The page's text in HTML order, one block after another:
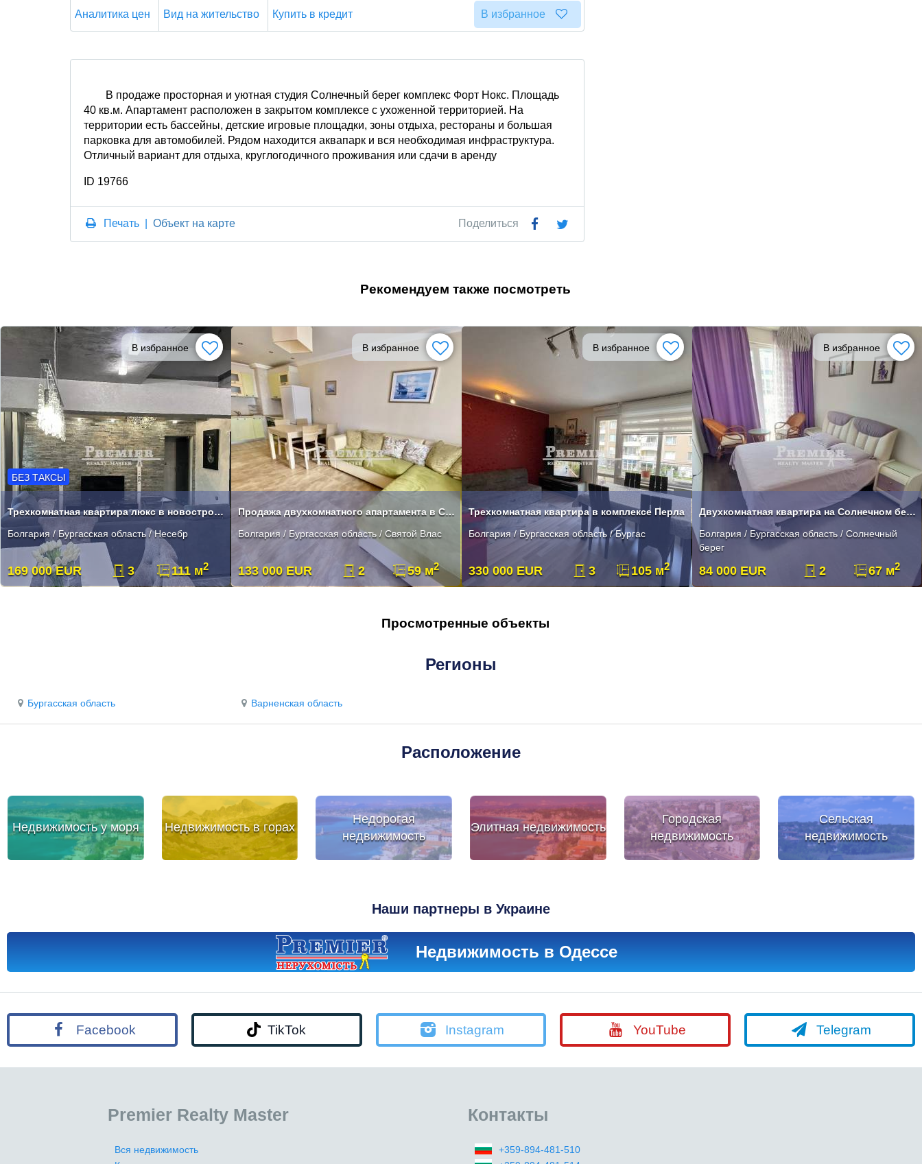
Аналитика цен Вид на жительство Купить в кредит В избранное
В продаже просторная и уютная студия Солнечный берег комплекс Форт Нокс. Площадь
40 кв.м. Апартамент расположен в закрытом комплексе с ухоженной территорией. На
территории есть бассейны, детские игровые площадки, зоны отдыха, рестораны и большая
парковка для автомобилей. Рядом находится аквапарк и вся необходимая инфраструктура.
Отличный вариант для отдыха, круглогодичного проживания или сдачи в аренду
ID 19766
Печать |Объект на карте Поделиться
Рекомендуем также посмотреть
В избранное
БЕЗ ТАКСЫ
Трехкомнатная квартира люкс в новостройке
Болгария / Бургасская область / Несебр
169 000 EUR 3 111 м2
В избранное
Продажа двухкомнатного апартамента в Святом Власе с видом на море
Болгария / Бургасская область / Святой Влас
133 000 EUR 2 59 м2
В избранное
Трехкомнатная квартира в комплексе Перла
Болгария / Бургасская область / Бургас
330 000 EUR 3 105 м2
В избранное
Двухкомнатная квартира на Солнечном берегу
Болгария / Бургасская область / Солнечный
берег
84 000 EUR 2 67 м2
Просмотренные объекты
Регионы
Бургасская область Варненская область
Расположение
Недвижимость у моря Недвижимость в горах
Недорогая
недвижимость
Элитная недвижимость
Городская
недвижимость
Сельская
недвижимость
Наши партнеры в Украине
Недвижимость в Одессе
Facebook TikTok Instagram YouTube Telegram
Premier Realty Master
Вся недвижимость
Контакты
+359-894-481-510